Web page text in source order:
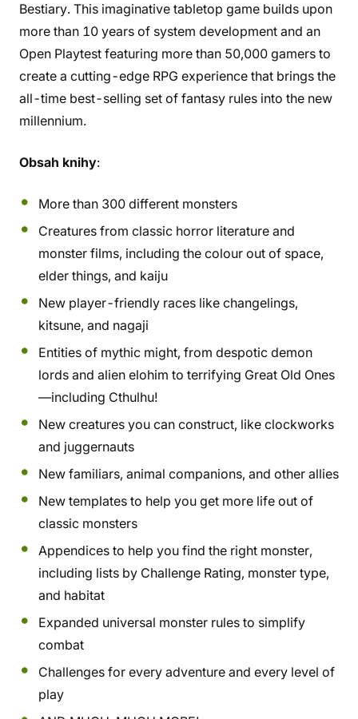
Bestiary. This imaginative tabletop game builds upon
more than 10 years of system development and an
Open Playtest featuring more than 50,000 gamers to
create a cutting-edge RPG experience that brings the
all-time best-selling set of fantasy rules into the new
millennium.
Obsah knihy:
More than 300 different monsters
Creatures from classic horror literature and
monster films, including the colour out of space,
elder things, and kaiju
New player-friendly races like changelings,
kitsune, and nagaji
Entities of mythic might, from despotic demon
lords and alien elohim to terrifying Great Old Ones
—including Cthulhu!
New creatures you can construct, like clockworks
and juggernauts
New familiars, animal companions, and other allies
New templates to help you get more life out of
classic monsters
Appendices to help you find the right monster,
including lists by Challenge Rating, monster type,
and habitat
Expanded universal monster rules to simplify
combat
Challenges for every adventure and every level of
play